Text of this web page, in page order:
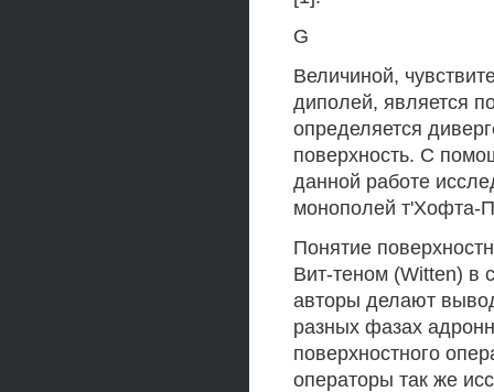
G
Величиной,
диполей, является
определяется
поверхность. С
данной работе
монополей т'Хофта-
Понятие
Вит-теном (Witten) в
авторы делают
разных фазах
поверхностного
операторы так же